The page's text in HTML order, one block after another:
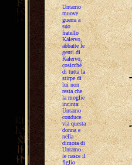
Untamo
muove
guerra a
suo
fratello
Kalervo,
abbatte le
genti di
Kalervo,
cosicché
di tutta la
stirpe di
lui non
resta che
la moglie
incinta:
Untamo
conduce
via questa
donna e
nella
dimora di
Untamo
le nasce il
figlio